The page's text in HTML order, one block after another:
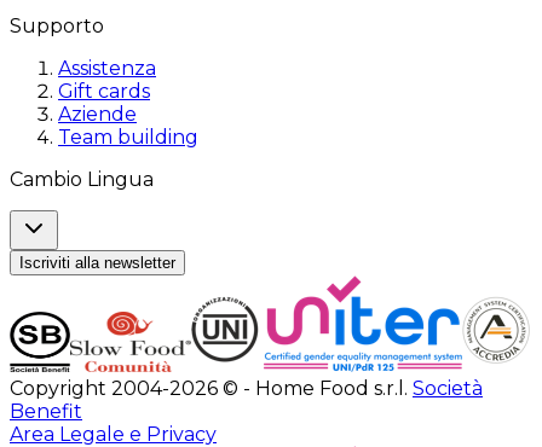
Supporto
Assistenza
Gift cards
Aziende
Team building
Cambio Lingua
Iscriviti alla newsletter
Copyright 2004-2026 © - Home Food s.r.l. Società
Benefit
Area Legale e Privacy